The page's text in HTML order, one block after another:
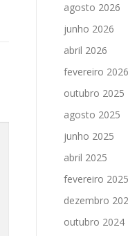
agosto 2026
junho 2026
abril 2026
fevereiro 2026
outubro 2025
agosto 2025
junho 2025
abril 2025
fevereiro 2025
dezembro
outubro 2024